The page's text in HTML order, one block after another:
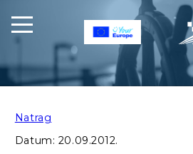
Natrag
Datum: 20.09.2012.